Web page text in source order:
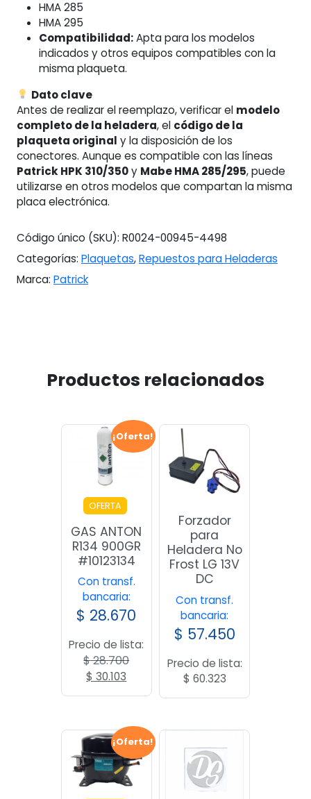
HMA 285
HMA 295
Compatibilidad:Apta para los modelos
indicados y otros equipos compatibles con la
misma plaqueta.
Dato clave
Antes de realizar el reemplazo, verificar el modelo
completo de la heladera, el código de la
plaqueta original y la disposición de los
conectores. Aunque es compatible con las líneas
Patrick HPK 310/350y Mabe HMA 285/295, puede
utilizarse en otros modelos que compartan la misma
placa electrónica.
Código único (SKU): R0024-00945-4498
Categorías: Plaquetas,Repuestos para Heladeras
Marca: Patrick
Productos relacionados
¡Oferta!
OFERTA
GAS ANTON
R134 900GR
#10123134
Con transf.
bancaria:
$ 28.670
Precio de lista:
$28.700
El
$ 28.700.
$ 30.103
precio
$ 30.103.
Forzador
para
Heladera No
Frost LG 13V
DC
Con transf.
bancaria:
$ 57.450
Precio de lista:
$ 60.323
¡Oferta!